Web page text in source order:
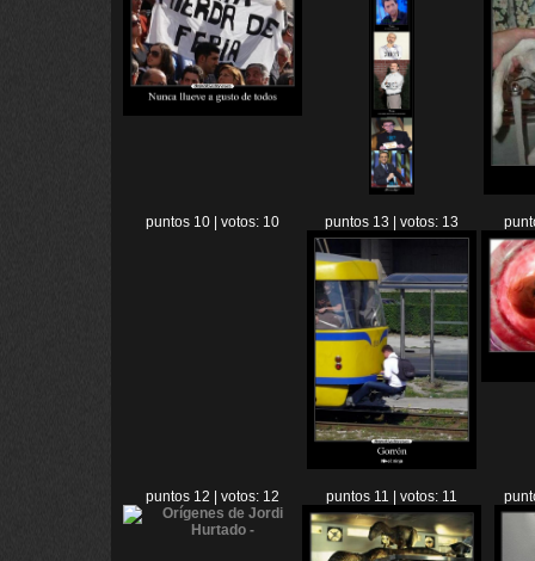
puntos 10 | votos: 10 puntos 13 | votos: 13
puntos 12 | votos: 12 puntos 11 | votos: 11